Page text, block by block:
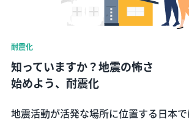
耐震化
知っていますか？地震の怖さ
始めよう、耐震化
地震活動が活発な場所に位置する日本